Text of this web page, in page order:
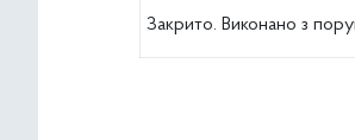
Закрито. Виконано з